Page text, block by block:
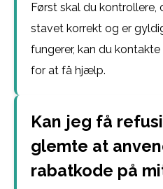
Først skal du kontrollere,
stavet korrekt og er
fungerer, kan du kontakte
for at få hjælp.
Kan jeg få
glemte at
rabatkode på